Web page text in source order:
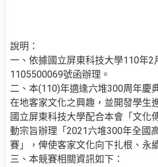
說明：
一、依據國立屏東科技大學110年2
1105500069號函辦理。
二、本(110)年適逢六堆300周年慶
在地客家文化之興趣，並開發學生
國立屏東科技大學配合本會「文化
動宗旨辦理「2021六堆300年全國
賽」，俾使客家文化向下扎根、永
三、本競賽相關資訊如下：